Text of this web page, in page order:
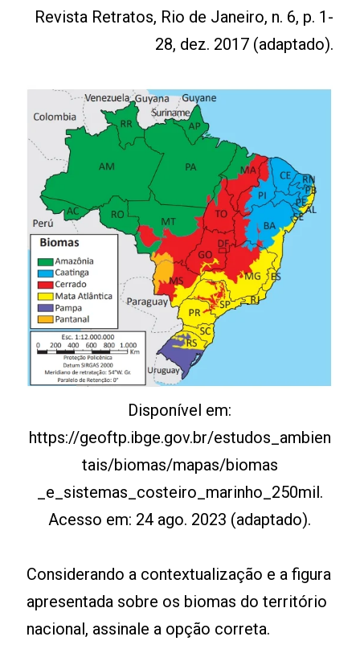
Revista Retratos, Rio de Janeiro, n. 6, p. 1-
28, dez. 2017 (adaptado).
Disponível em:
https://geoftp.ibge.gov.br/estudos_ambien
tais/biomas/mapas/biomas
_e_sistemas_costeiro_marinho_250mil.
Acesso em: 24 ago. 2023 (adaptado).
Considerando a contextualização e a figura
apresentada sobre os biomas do território
nacional, assinale a opção correta.